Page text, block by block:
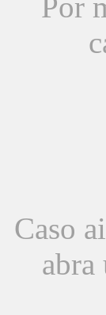
Por
Caso
abra